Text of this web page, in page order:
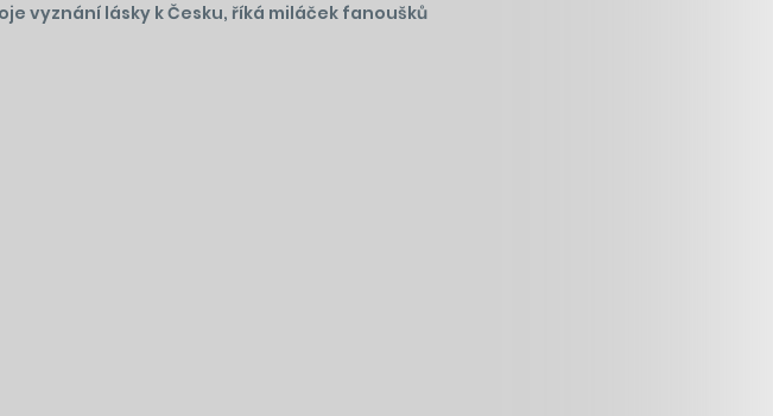
vyznání lásky k Česku, říká miláček fanoušků